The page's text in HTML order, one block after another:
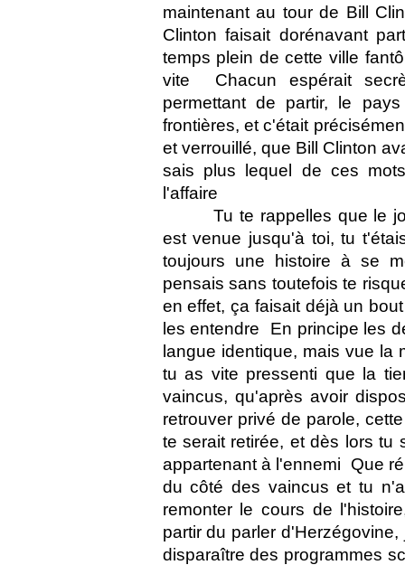
maintenant au tour de Bill
Clinton faisait dorénavant
temps plein de cette ville
vite  Chacun espérait
permettant de partir, le
frontières, et c'était
et verrouillé, que Bill Clinton
sais plus lequel de ces
l'affaire
Tu te rappelles que le
est venue jusqu'à toi, tu
toujours une histoire à se
pensais sans toutefois te
en effet, ça faisait déjà un
les entendre  En principe les
langue identique, mais vue la
tu as vite pressenti que la
vaincus, qu'après avoir
retrouver privé de parole,
te serait retirée, et dès lors tu
appartenant à l'ennemi  Que
du côté des vaincus et tu
remonter le cours de
partir du parler
disparaître des programmes